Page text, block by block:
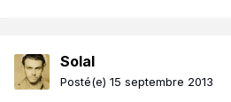
Solal
Posté(e) 15 septembre 2013